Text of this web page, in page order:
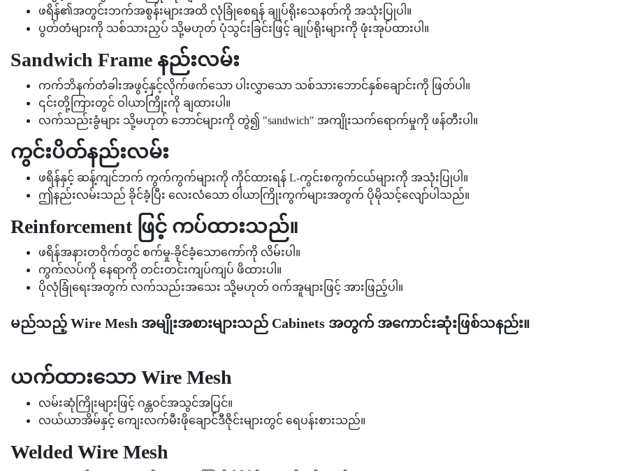
ဖရိန်၏အတွင်းဘက်အစွန်းများအထိ လုံခြုံစေရန် ချုပ်ရိုးသေနတ်ကို အသုံးပြုပါ။
ပွတ်တံများကို သစ်သားညှပ် သို့မဟုတ် ပုံသွင်းခြင်းဖြင့် ချုပ်ရိုးများကို ဖုံးအုပ်ထားပါ။
Sandwich Frame နည်းလမ်း
ကက်ဘိနက်တံခါးအဖွင့်နှင့်လိုက်ဖက်သော ပါးလွှာသော သစ်သားဘောင်နှစ်ချောင်းကို ဖြတ်ပါ။
၎င်းတို့ကြားတွင် ဝါယာကြိုးကို ချထားပါ။
လက်သည်းခွံများ သို့မဟုတ် ဘောင်များကို တွဲ၍ "sandwich" အကျိုးသက်ရောက်မှုကို ဖန်တီးပါ။
ကွင်းပိတ်နည်းလမ်း
ဖရိန်နှင့် ဆန့်ကျင်ဘက် ကွက်ကွက်များကို ကိုင်ထားရန် L-ကွင်းစကွက်ငယ်များကို အသုံးပြုပါ။
ဤနည်းလမ်းသည် ခိုင်ခံ့ပြီး လေးလံသော ဝါယာကြိုးကွက်များအတွက် ပိုမိုသင့်လျော်ပါသည်။
Reinforcement ဖြင့် ကပ်ထားသည်။
ဖရိန်အနားတဝိုက်တွင် စက်မှု-ခိုင်ခံ့သောကော်ကို လိမ်းပါ။
ကွက်လပ်ကို နေရာကို တင်းတင်းကျပ်ကျပ် ဖိထားပါ။
ပိုလုံခြုံရေးအတွက် လက်သည်းအသေး သို့မဟုတ် ဝက်အူများဖြင့် အားဖြည့်ပါ။
မည်သည့် Wire Mesh အမျိုးအစားများသည် Cabinets အတွက် အကောင်းဆုံးဖြစ်သနည်း။
ယက်ထားသော Wire Mesh
လမ်းဆုံကြိုးများဖြင့် ဂန္တဝင်အသွင်အပြင်။
လယ်ယာအိမ်နှင့် ကျေးလက်မီးဖိုချောင်ဒီဇိုင်းများတွင် ရေပန်းစားသည်။
Welded Wire Mesh